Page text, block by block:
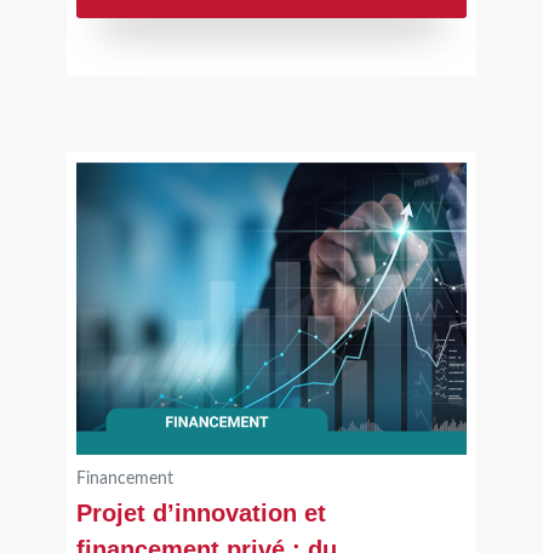
doubler la masterclass par une séance d’idéation
pour challenger le projet.
Financement
Projet d’innovation et